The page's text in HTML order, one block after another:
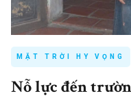
MẶT TRỜI HY VỌNG
Nỗ lực đến